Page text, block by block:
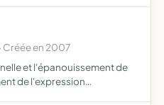
Créée en 2007
et l'épanouissement de
de l'expression